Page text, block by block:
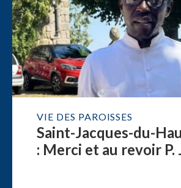
VIE DES PAROISSES
Saint-Jacques-du-
: Merci et au revoir P.